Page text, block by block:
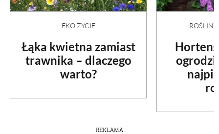
EKO ŻYCIE
Łąka kwietna zamiast
trawnika – dlaczego
warto?
REKLAMA